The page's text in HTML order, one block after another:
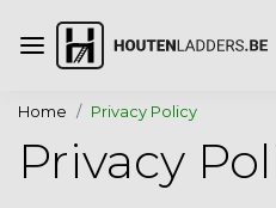
Home Privacy Policy
Privacy